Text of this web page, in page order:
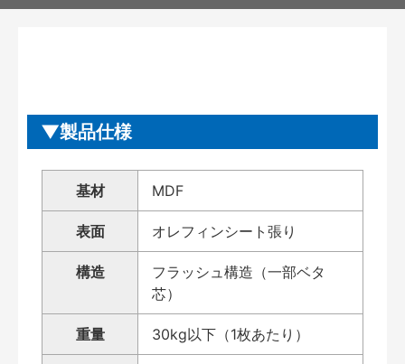
製品仕様
基材 MDF
表面 オレフィンシート張り
構造
フラッシュ構造（一部ベタ
芯）
重量 30kg以下（1枚あたり）